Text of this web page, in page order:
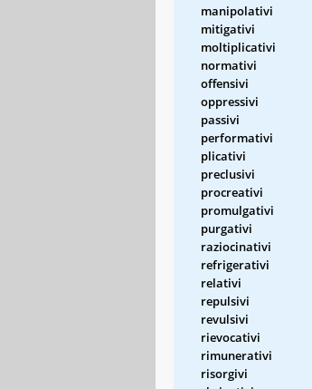
manipolativi
mitigativi
moltiplicativi
normativi
offensivi
oppressivi
passivi
performativi
plicativi
preclusivi
procreativi
promulgativi
purgativi
raziocinativi
refrigerativi
relativi
repulsivi
revulsivi
rievocativi
rimunerativi
risorgivi